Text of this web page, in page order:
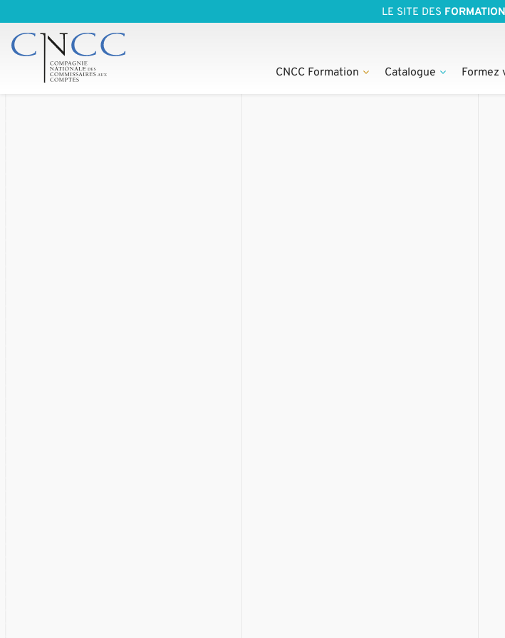
LE SITE DES
CNCC Formation Catalogue Formez